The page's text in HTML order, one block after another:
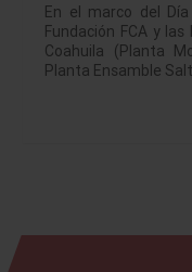
En el marco del
Fundación FCA y
Coahuila (Planta
Planta Ensamble